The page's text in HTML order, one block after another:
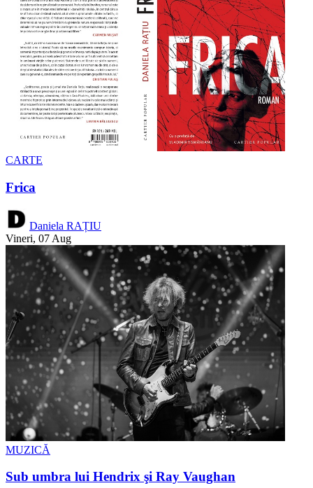
CARTE
Frica
Daniela RAȚIU
Vineri, 07 Aug
MUZICĂ
Sub umbra lui Hendrix şi Ray Vaughan